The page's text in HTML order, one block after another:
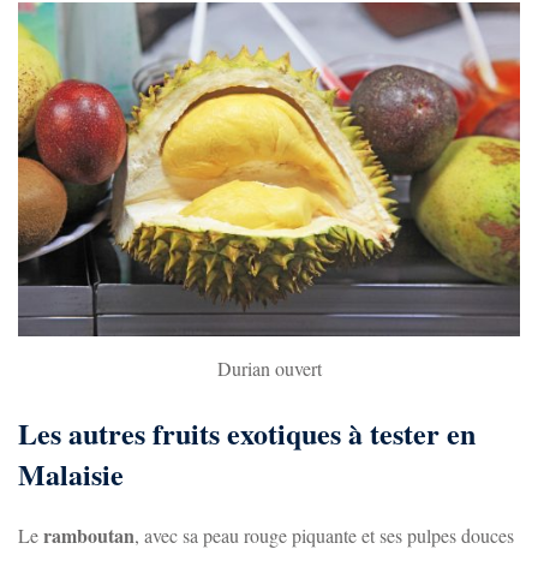
Durian ouvert
Les autres fruits exotiques à tester en
Malaisie
Leramboutan, avec sa peau rouge piquante et ses pulpes douces